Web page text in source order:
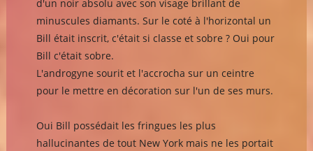
d'un noir absolu avec son visage brillant de
minuscules diamants. Sur le coté à l'horizontal un
Bill était inscrit, c'était si classe et sobre ? Oui pour
Bill c'était sobre.
L'androgyne sourit et l'accrocha sur un ceintre
pour le mettre en décoration sur l'un de ses murs.
Oui Bill possédait les fringues les plus
hallucinantes de tout New York mais ne les portait